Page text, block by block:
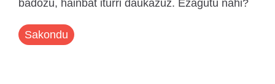
badozu, hainbat iturri daukazuz. Ezagutu nahi?
Sakondu